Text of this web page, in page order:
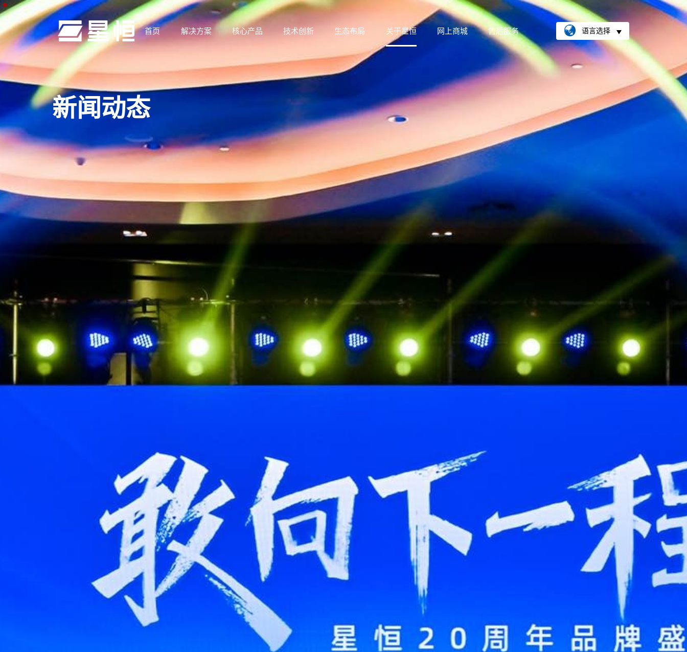
首页 解决方案 核心产品 技术创新 生态布局 关于星恒 网上商城 售后服务 语言选择
新闻动态